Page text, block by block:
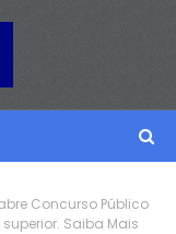
Concurso Público
Saiba Mais